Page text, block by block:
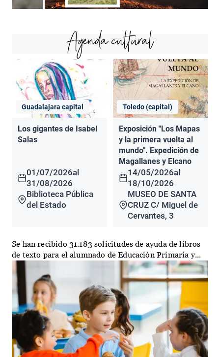
Agenda cultural
Guadalajara capital
Los gigantes de Isabel
Salas
01/07/2026al
31/08/2026
Biblioteca Pública
del Estado
Toledo (capital)
Exposición "Los Mapas
y la primera vuelta al
mundo". Expedición de
Magallanes y Elcano
14/05/2026al
18/10/2026
MUSEO DE SANTA
CRUZ C/ Miguel de
Cervantes, 3
Se han recibido 31.183 solicitudes de ayuda de libros
de texto para el alumnado de Educación Primaria y...